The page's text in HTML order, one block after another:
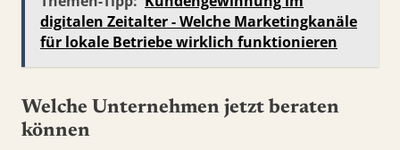
digitalen Zeitalter - Welche Marketingkanäle
für lokale Betriebe wirklich funktionieren
Welche Unternehmen jetzt beraten
können